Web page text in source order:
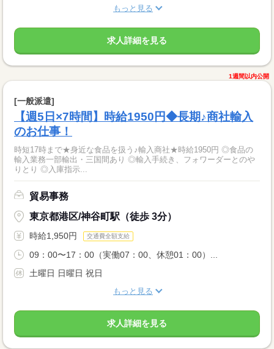
もっと見る
求人詳細を見る
1週間以内公開
[一般派遣]
【週5日×7時間】時給1950円◆長期♪商社輸入
のお仕事！
時短17時まで★身近な食品を扱う♪輸入商社★時給1950円 ◎食品の
輸入業務一部輸出・三国間あり ◎輸入手続き、フォワーダーとのや
りとり ◎入庫指示...
貿易事務
東京都港区/神谷町駅（徒歩 3分）
時給1,950円 交通費全額支給
09：00〜17：00（実働07：00、休憩01：00）...
土曜日 日曜日 祝日
もっと見る
求人詳細を見る